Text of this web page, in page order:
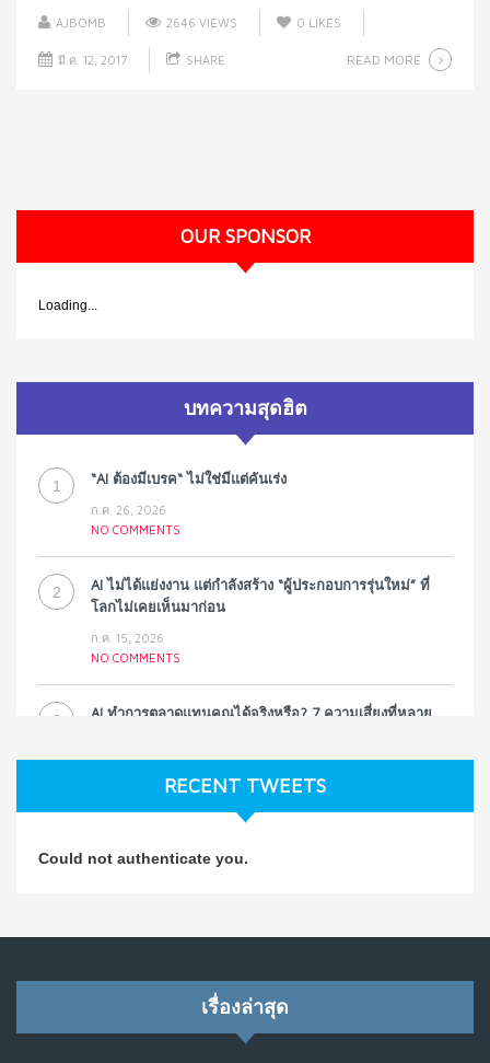
AJBOMB 2646 VIEWS 0 LIKES
มี.ค. 12, 2017 SHARE READ MORE
OUR SPONSOR
Loading...
บทความสุดฮิต
1 “AI ต้องมีเบรค“ ไม่ใช่มีแต่คันเร่ง
ก.ค. 26, 2026
NO COMMENTS
2
AI ไม่ได้แย่งงาน แต่กำลังสร้าง “ผู้ประกอบการรุ่นใหม่” ที่
โลกไม่เคยเห็นมาก่อน
ก.ค. 15, 2026
NO COMMENTS
3
AI ทำการตลาดแทนคุณได้จริงหรือ? 7 ความเสี่ยงที่หลาย
NO COMMENTS
Koe ในแบบอาจารย์บอม
รัฐอาจเป็นจุดเริ่มต้นของ “ขบวนการประท้วงดิจิทัล” ครั้งใหม่
RECENT TWEETS
Could not authenticate you.
เรื่องล่าสุด